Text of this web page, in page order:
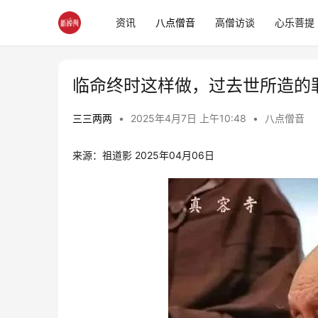
资讯 八点僧音 高僧访谈 心乐菩提
临命终时这样做，过去世所造
三三两两 • 2025年4月7日 上午10:48 • 八点僧音
来源：祖道影 2025年04月06日